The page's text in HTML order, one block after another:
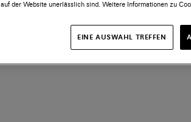
auf der Website unerlässlich sind. Weitere Informationen zu
EINE AUSWAHL TREFFEN